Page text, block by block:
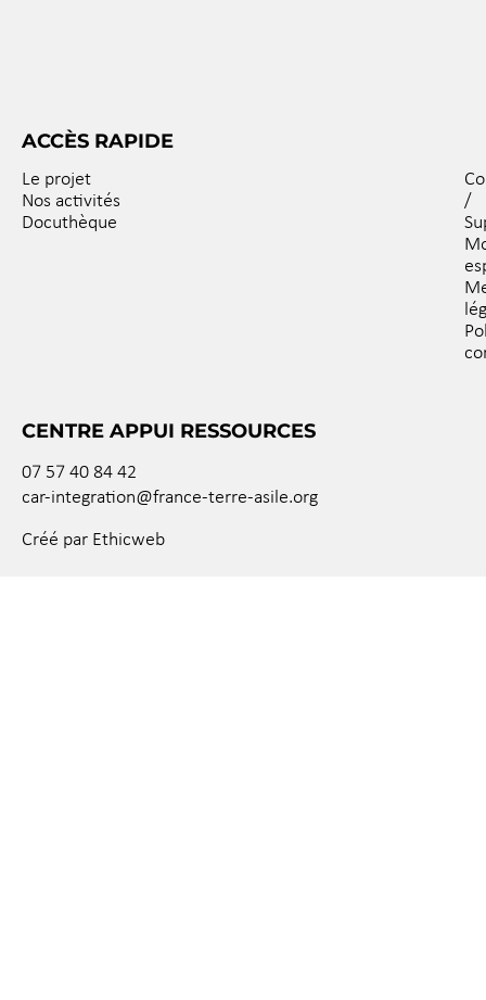
ACCÈS RAPIDE
Le projet
Nos activités
Docuthèque
/
CENTRE APPUI RESSOURCES
07 57 40 84 42
car-integration@france-terre-asile.org
Créé par Ethicweb